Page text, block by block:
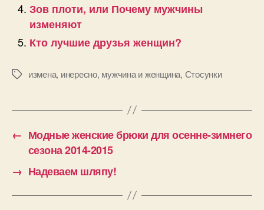
Зов плоти, или Почему мужчины
изменяют
Кто лучшие друзья женщин?
Позначки
измена, инересно, мужчина и женщина, Стосунки
← Модные женские брюки для осенне-зимнего
сезона 2014-2015
→ Надеваем шляпу!